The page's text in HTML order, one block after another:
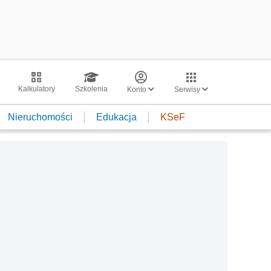
Kalkulatory Szkolenia Konto Serwisy
Nieruchomości Edukacja KSeF